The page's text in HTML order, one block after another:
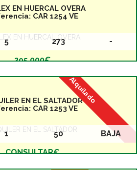
EN HUERCAL OVERA
CAR 1254 VE
EN HUERCAL OVERA
295.000€
5 273
Superficie
-
EN EL SALTADOR
CAR 1253 VE
EN EL SALTADOR
Alquilado
CONSULTAR€
1 50
Superficie
BAJA